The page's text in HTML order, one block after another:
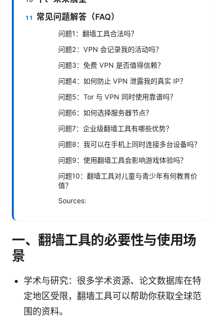
常见问题解答（FAQ）
问题1：翻墙工具合法吗？
问题2：VPN 会记录我的活动吗？
问题3：免费 VPN 是否值得信赖？
问题4：如何防止 VPN 泄露我的真实 IP？
问题5：Tor 与 VPN 同时使用靠谱吗？
问题6：如何选择服务器节点？
问题7：企业级翻墙工具有哪些优势？
问题8：我可以在手机上同时连接多台设备吗？
问题9：使用翻墙工具会影响游戏体验吗？
问题10：翻墙工具对儿童与青少年有何教育价
值？
Sources:
一、翻墙工具的必要性与使用场
景
学术与研究：很多学术资源、论文数据库在特
定地区受限，翻墙工具可以帮助你获取全球范
围的资料。